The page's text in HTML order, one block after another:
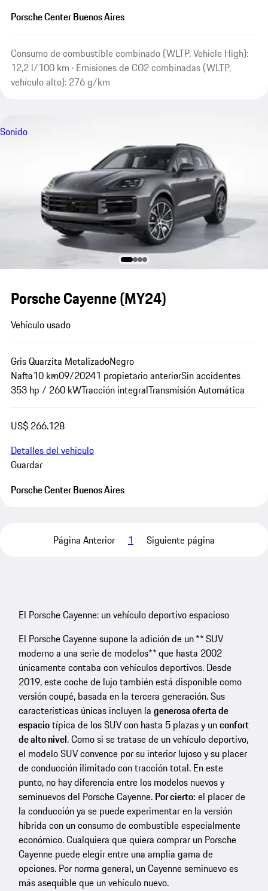
Porsche Center Buenos Aires
Consumo de combustible combinado (WLTP, Vehicle High):
12,2 l/100 km · Emisiones de CO2 combinadas (WLTP,
vehículo alto): 276 g/km
Sonido
Porsche Cayenne (MY24)
Vehículo usado
Gris Quarzita MetalizadoNegro
Nafta10 km09/20241 propietario anteriorSin accidentes
353 hp / 260 kWTracción integralTransmisión Automática
US$ 266.128
Detalles del vehículo
Guardar
Porsche Center Buenos Aires
Página Anterior 1 Siguiente página
El Porsche Cayenne: un vehículo deportivo espacioso
El Porsche Cayenne supone la adición de un ** SUV
moderno a una serie de modelos** que hasta 2002
únicamente contaba con vehículos deportivos. Desde
2019, este coche de lujo también está disponible como
versión coupé, basada en la tercera generación. Sus
características únicas incluyen lagenerosa oferta de
espaciotípica de los SUV con hasta 5 plazas y unconfort
de alto nivel. Como si se tratase de un vehículo deportivo,
el modelo SUV convence por su interior lujoso y su placer
de conducción ilimitado con tracción total. En este
punto, no hay diferencia entre los modelos nuevos y
seminuevos del Porsche Cayenne. Por cierto: el placer de
la conducción ya se puede experimentar en la versión
híbrida con un consumo de combustible especialmente
económico. Cualquiera que quiera comprar un Porsche
Cayenne puede elegir entre una amplia gama de
opciones. Por norma general, un Cayenne seminuevo es
más asequible que un vehículo nuevo.